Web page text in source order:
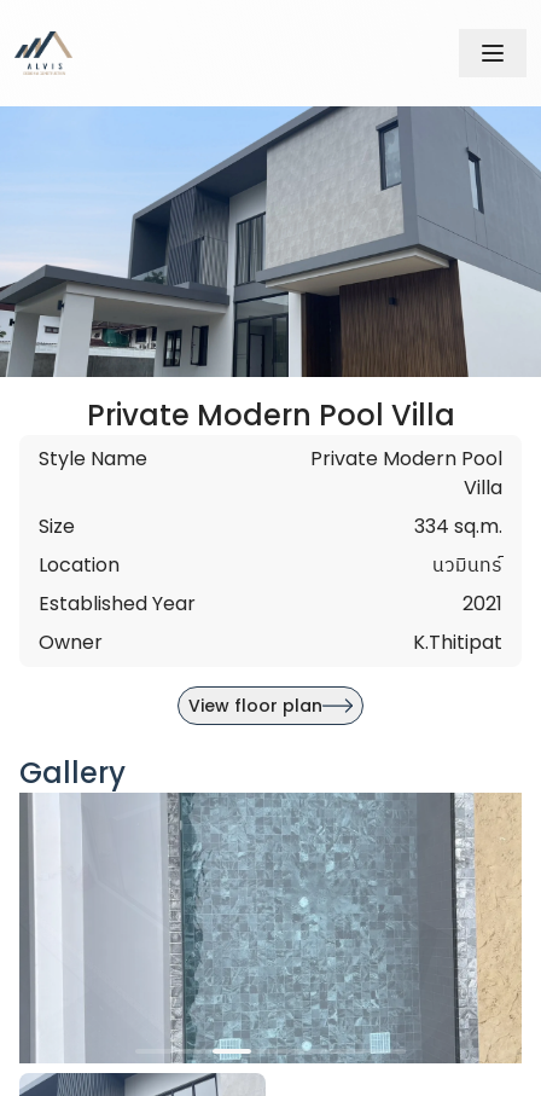
Private Modern Pool Villa
Style Name
Private Modern Pool
Villa
Size
334 sq.m.
Location
นวมินทร์
Established Year
2021
Owner
K.Thitipat
View floor plan
Gallery